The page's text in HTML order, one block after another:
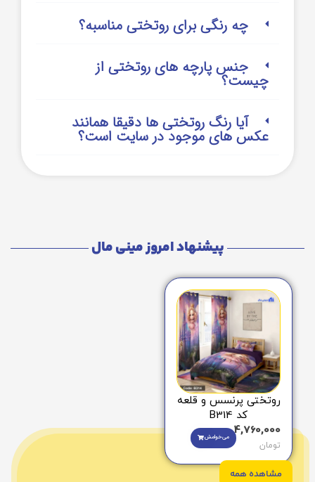
چه رنگی برای روتختی مناسبه؟
جنس پارچه های روتختی از
چیست؟
آیا رنگ روتختی ها دقیقا همانند
عکس های موجود در سایت است؟
پیشنهاد امروز مینی مال
روتختی پرنسس و قلعه
کد B314
4,760,000
تومان
می‌خوامش
مشاهده همه